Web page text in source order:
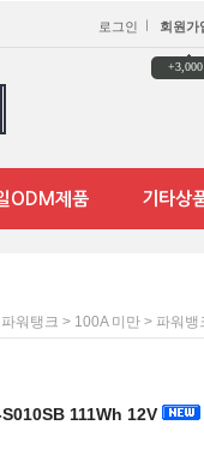
로그인 ㅣ 회원가
+3,000
ODM제품 기타상
워탱크 > 100A 미만 > 파워뱅
111Wh 12V